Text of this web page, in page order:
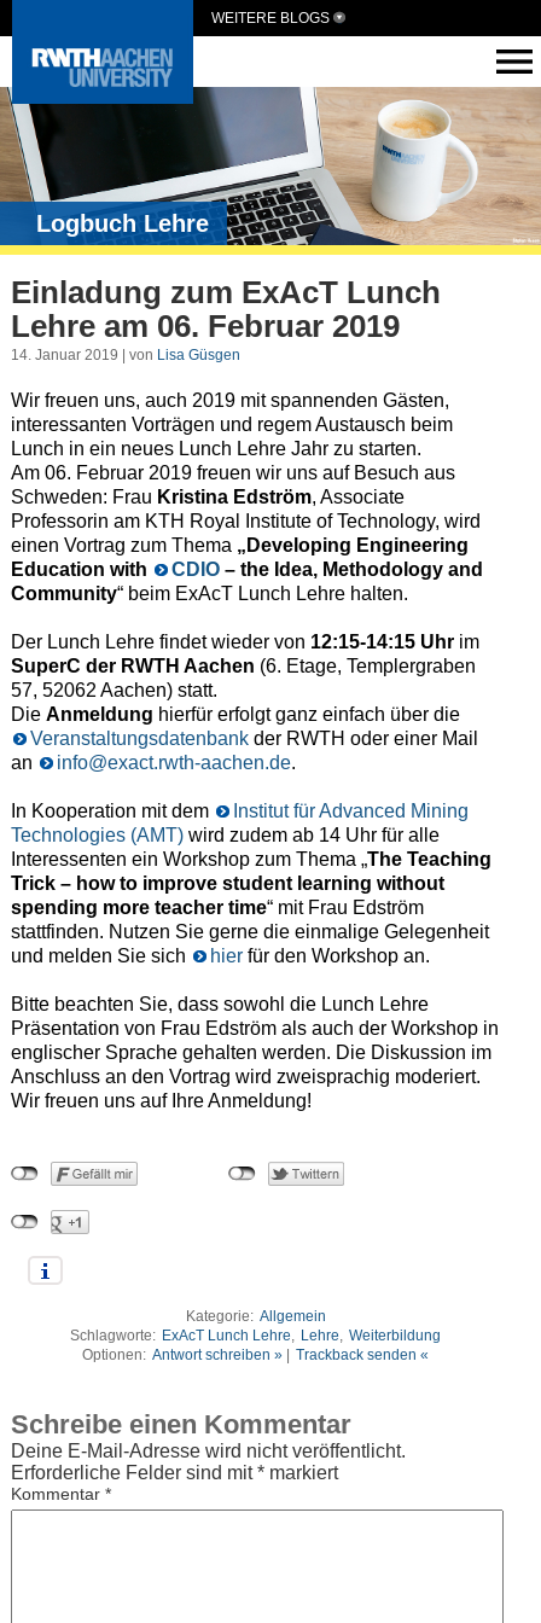
WEITERE BLOGS
Logbuch Lehre
Einladung zum ExAcT Lunch
Lehre am 06. Februar 2019
14. Januar 2019 | von Lisa Güsgen
Wir freuen uns, auch 2019 mit spannenden Gästen,
interessanten Vorträgen und regem Austausch beim
Lunch in ein neues Lunch Lehre Jahr zu starten.
Am 06. Februar 2019 freuen wir uns auf Besuch aus
Schweden: Frau Kristina Edström, Associate
Professorin am KTH Royal Institute of Technology, wird
einen Vortrag zum Thema „Developing Engineering
Education with
CDIO– the Idea, Methodology and
Community“ beim ExAcT Lunch Lehre halten.
Der Lunch Lehre findet wieder von 12:15-14:15 Uhrim
SuperC der RWTH Aachen (6. Etage, Templergraben
57, 52062 Aachen) statt.
Die Anmeldung hierfür erfolgt ganz einfach über die
Veranstaltungsdatenbankder RWTH oder einer Mail
an
info@exact.rwth-aachen.de.
In Kooperation mit dem
Institut für Advanced Mining
Technologies (AMT)wird zudem ab 14 Uhr für alle
Interessenten ein Workshop zum Thema „The Teaching
Trick – how to improve student learning without
spending more teacher time“ mit Frau Edström
stattfinden. Nutzen Sie gerne die einmalige Gelegenheit
und melden Sie sich
hierfür den Workshop an.
Bitte beachten Sie, dass sowohl die Lunch Lehre
Präsentation von Frau Edström als auch der Workshop in
englischer Sprache gehalten werden. Die Diskussion im
Anschluss an den Vortrag wird zweisprachig moderiert.
Wir freuen uns auf Ihre Anmeldung!
Kategorie: Allgemein
Schlagworte: ExAcT Lunch Lehre, Lehre, Weiterbildung
Optionen: Antwort schreiben » Trackback senden «
Schreibe einen Kommentar
Deine E-Mail-Adresse wird nicht veröffentlicht.
Erforderliche Felder sind mit*markiert
Kommentar *